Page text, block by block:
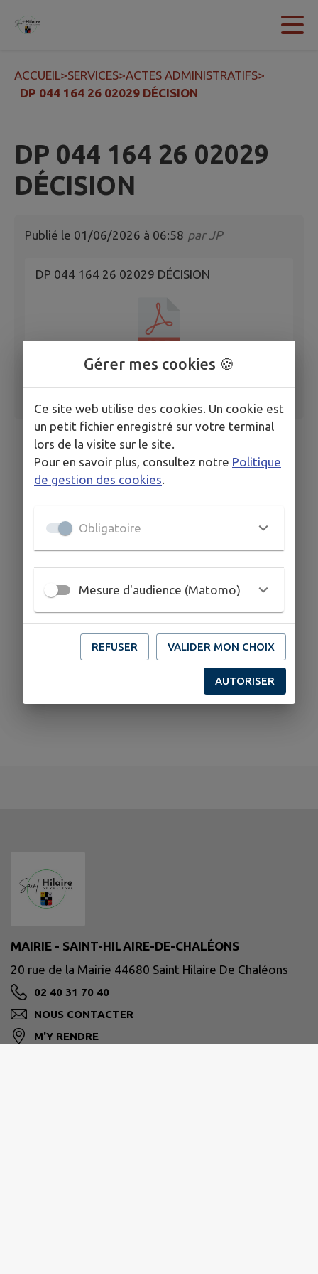
Contenu
ACCUEIL>SERVICES>ACTES ADMINISTRATIFS>
DP 044 164 26 02029 DÉCISION
DP 044 164 26 02029
DÉCISION
Publié le 01/06/2026 à 06:58 parJP
DP 044 164 26 02029 DÉCISION
MAIRIE - SAINT-HILAIRE-DE-CHALÉONS
20 rue de la Mairie 44680 Saint Hilaire De Chaléons
02 40 31 70 40
NOUS CONTACTER
M'Y RENDRE
Gérer mes cookies 🍪
Ce site web utilise des cookies. Un cookie est
un petit fichier enregistré sur votre terminal
lors de la visite sur le site.
Pour en savoir plus, consultez notre Politique
de gestion des cookies
Obligatoire
Mesure d'audience (Matomo)
REFUSER VALIDER MON CHOIX
AUTORISER